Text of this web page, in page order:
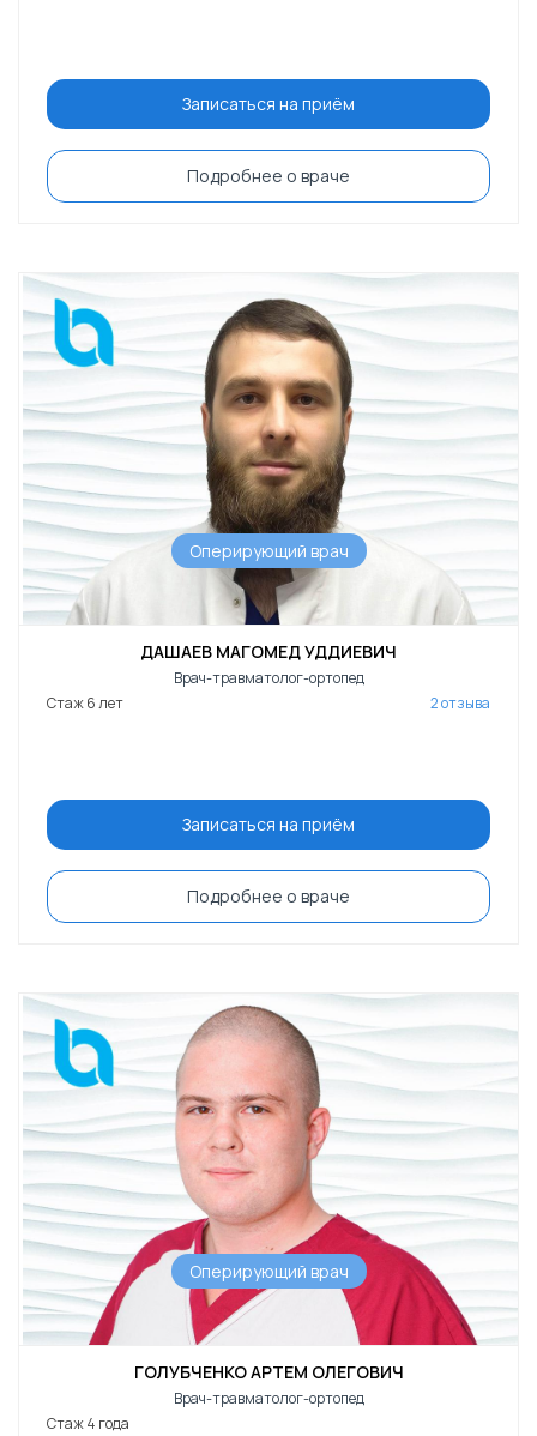
Записаться на приём
Подробнее о враче
Оперирующий врач
ДАШАЕВ МАГОМЕД УДДИЕВИЧ
Врач-травматолог-ортопед
Стаж 6 лет
2 отзыва
Записаться на приём
Подробнее о враче
Оперирующий врач
ГОЛУБЧЕНКО АРТЕМ ОЛЕГОВИЧ
Врач-травматолог-ортопед
Стаж 4 года